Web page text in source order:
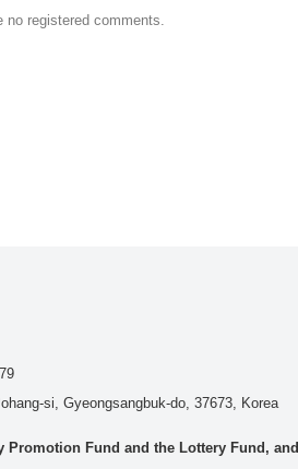
no registered comments.
si, Gyeongsangbuk-do, 37673, Korea
Fund and the Lottery Fund,